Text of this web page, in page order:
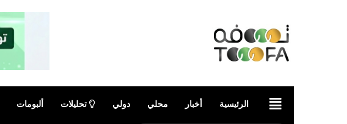
الرئيسيةالرئيسية أخبار محلي دولي تحليلات ألبومات